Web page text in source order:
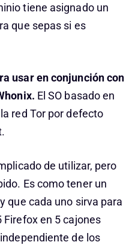
tiene asignado un
que sepas si es
usar en conjunción con
El SO basado en
red Tor por defecto
de utilizar, pero
Es como tener un
que cada uno sirva para
Firefox en 5 cajones
de los